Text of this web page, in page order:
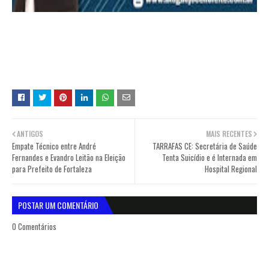
MAIS RECENTES
TARRAFAS CE: Secretária de Saúde
Tenta Suicídio e é Internada em
Hospital Regional
ANTIGOS
Empate Técnico entre André
Fernandes e Evandro Leitão na Eleição
para Prefeito de Fortaleza
POSTAR UM COMENTÁRIO
0 Comentários